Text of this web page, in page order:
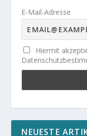
E-Mail-Adresse
Hiermit
NEUESTE